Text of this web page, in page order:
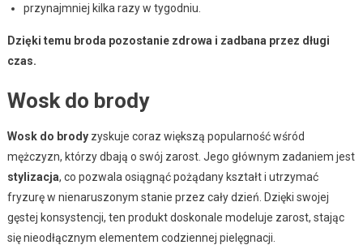
przynajmniej kilka razy w tygodniu.
Dzięki temu broda pozostanie zdrowa i zadbana przez długi
czas.
Wosk do brody
Wosk do brodyzyskuje coraz większą popularność wśród
mężczyzn, którzy dbają o swój zarost. Jego głównym zadaniem jest
stylizacja, co pozwala osiągnąć pożądany kształt i utrzymać
fryzurę w nienaruszonym stanie przez cały dzień. Dzięki swojej
gęstej konsystencji, ten produkt doskonale modeluje zarost, stając
się nieodłącznym elementem codziennej pielęgnacji.